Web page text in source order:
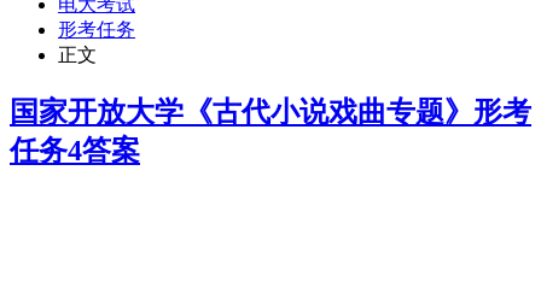
电大考试
形考任务
正文
国家开放大学《古代小说戏曲专题》形考
任务4答案